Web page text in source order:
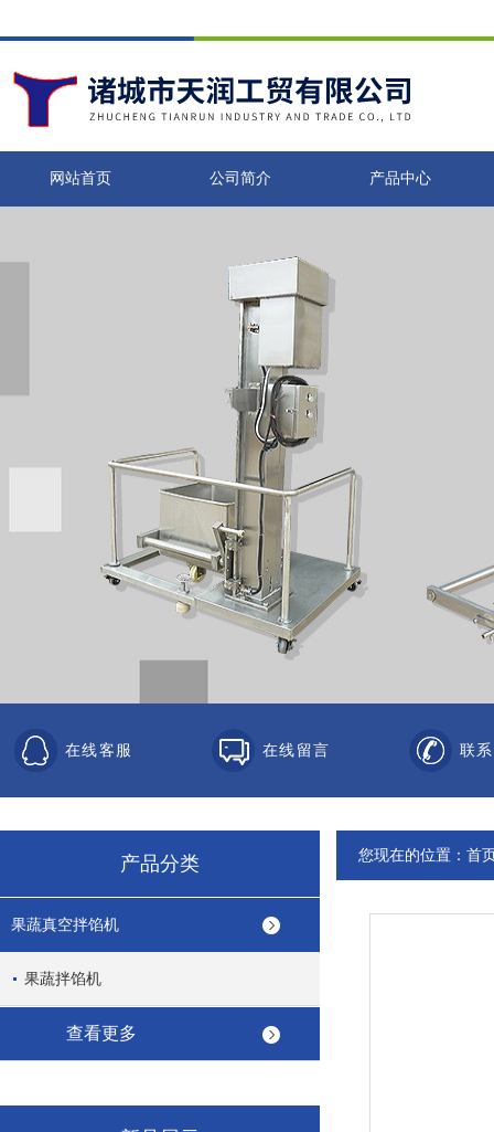
网站首页 公司简介 产品中心
在线客服 在线留言 联
产品分类
果蔬真空拌馅机
果蔬拌馅机
查看更多
您现在的位置： 首